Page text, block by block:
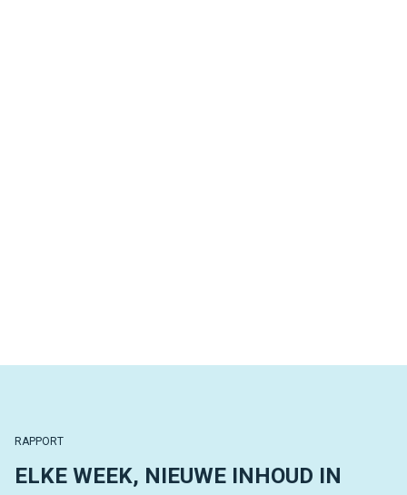
RAPPORT
ELKE WEEK, NIEUWE INHOUD IN